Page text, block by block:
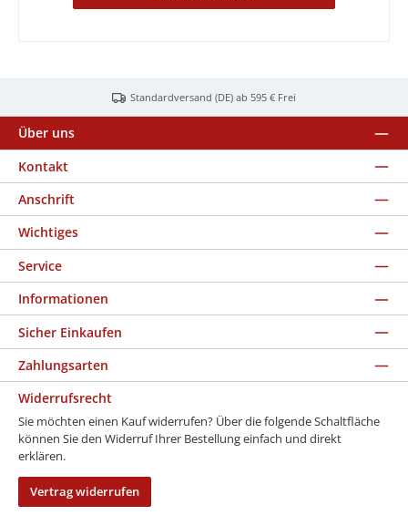
Standardversand (DE) ab 595 € Frei
Über uns
Kontakt
Anschrift
Wichtiges
Service
Informationen
Sicher Einkaufen
Zahlungsarten
Widerrufsrecht
Sie möchten einen Kauf widerrufen? Über die folgende Schaltfläche
können Sie den Widerruf Ihrer Bestellung einfach und direkt
erklären.
Vertrag widerrufen